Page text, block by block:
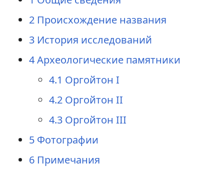
2 Происхождение названия
3 История исследований
4Археологические памятники
4.1 Оргойтон I
4.2 Оргойтон II
4.3 Оргойтон III
5 Фотографии
6 Примечания